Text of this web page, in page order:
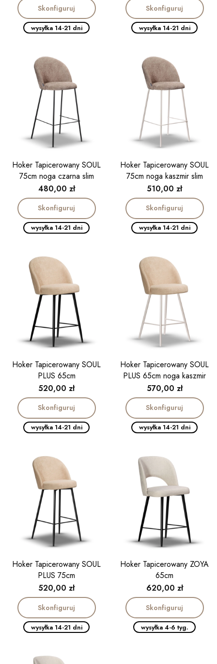
Skonfiguruj
wysyłka 14-21 dni
Skonfiguruj
wysyłka 14-21 dni
Hoker Tapicerowany SOUL
75cm noga czarna slim
Cena
480,00 zł
Skonfiguruj
wysyłka 14-21 dni
Hoker Tapicerowany SOUL
75cm noga kaszmir slim
Cena
510,00 zł
Skonfiguruj
wysyłka 14-21 dni
Hoker Tapicerowany SOUL
PLUS 65cm
Cena
520,00 zł
Skonfiguruj
wysyłka 14-21 dni
Hoker Tapicerowany SOUL
PLUS 65cm noga kaszmir
Cena
570,00 zł
Skonfiguruj
wysyłka 14-21 dni
Hoker Tapicerowany SOUL
PLUS 75cm
Cena
520,00 zł
Skonfiguruj
wysyłka 14-21 dni
Hoker Tapicerowany ZOYA
65cm
Cena
620,00 zł
Skonfiguruj
wysyłka 4-6 tyg.